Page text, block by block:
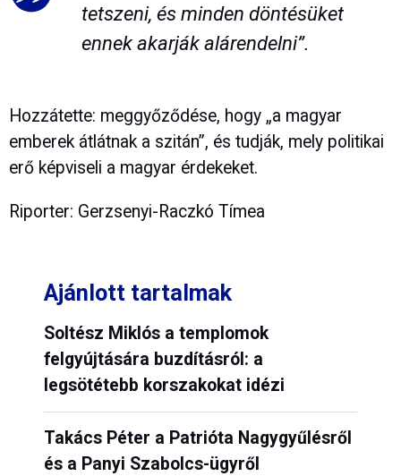
tetszeni, és minden döntésüket
ennek akarják alárendelni”.
Hozzátette: meggyőződése, hogy „a magyar
emberek átlátnak a szitán”, és tudják, mely politikai
erő képviseli a magyar érdekeket.
Riporter: Gerzsenyi-Raczkó Tímea
Ajánlott tartalmak
Soltész Miklós a templomok
felgyújtására buzdításról: a
legsötétebb korszakokat idézi
Takács Péter a Patrióta Nagygyűlésről
és a Panyi Szabolcs-ügyről